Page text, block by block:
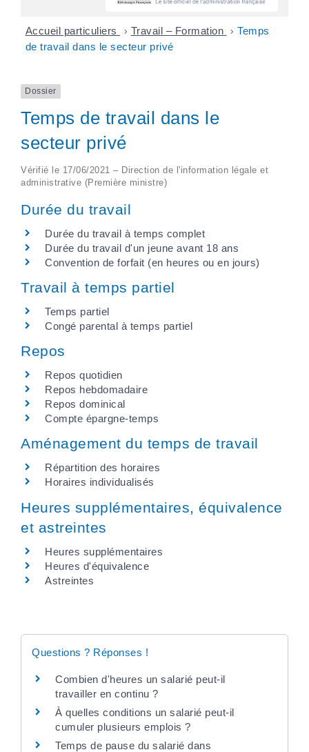
Accueil particuliers > Travail – Formation > Temps
de travail dans le secteur privé
Dossier
Temps de travail dans le
secteur privé
Vérifié le 17/06/2021 – Direction de l'information légale et
administrative (Première ministre)
Durée du travail
Durée du travail à temps complet
Durée du travail d'un jeune avant 18 ans
Convention de forfait (en heures ou en jours)
Travail à temps partiel
Temps partiel
Congé parental à temps partiel
Repos
Repos quotidien
Repos hebdomadaire
Repos dominical
Compte épargne-temps
Aménagement du temps de travail
Répartition des horaires
Horaires individualisés
Heures supplémentaires, équivalence
et astreintes
Heures supplémentaires
Heures d'équivalence
Astreintes
Questions ? Réponses !
Combien d'heures un salarié peut-il
travailler en continu ?
À quelles conditions un salarié peut-il
cumuler plusieurs emplois ?
Temps de pause du salarié dans